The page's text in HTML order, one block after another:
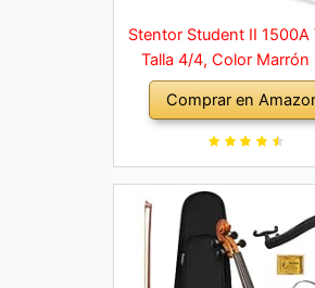
Stentor Student II 1500A
Talla 4/4, Color Marrón
Comprar en